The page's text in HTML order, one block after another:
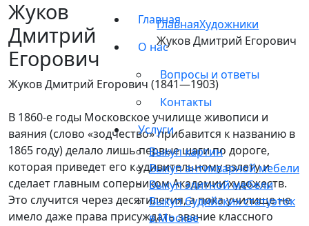
Главная
О нас
Вопросы и ответы
Контакты
Услуги
Выкуп картин
Выкуп антикварной мебели
Выкуп элитной мебели
Выкуп будийских статуэток
в Москве
Жуков
Дмитрий
Егорович
ГлавнаяХудожники
Жуков Дмитрий Егорович
Жуков Дмитрий Егорович (1841—1903)
В 1860-е годы Московское училище живописи и
ваяния (слово «зодчество» прибавится к названию в
1865 году) делало лишь первые шаги по дороге,
которая приведет его к удивительному взлету и
сделает главным соперником Академии художеств.
Это случится через десятилетия, а пока училище не
имело даже права присуждать звание классного